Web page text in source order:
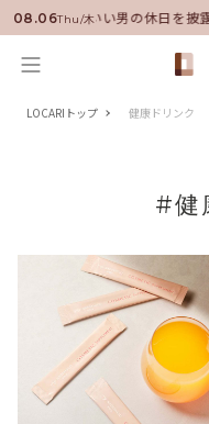
08.06Thu/木
ーに就任！いい男の休日を披
LOCARIトップ 健康ドリンク
#健